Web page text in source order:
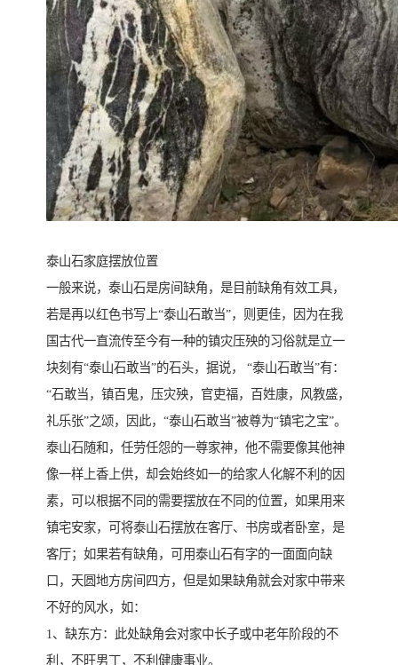
泰山石家庭摆放位置
一般来说，泰山石是房间缺角，是目前缺角有效工具，
若是再以红色书写上“泰山石敢当”，则更佳，因为在我
国古代一直流传至今有一种的镇灾压殃的习俗就是立一
块刻有“泰山石敢当”的石头，据说， “泰山石敢当”有：
“石敢当，镇百鬼，压灾殃，官吏福，百姓康，风教盛，
礼乐张”之颂，因此，“泰山石敢当”被尊为“镇宅之宝”。
泰山石随和，任劳任怨的一尊家神，他不需要像其他神
像一样上香上供，却会始终如一的给家人化解不利的因
素，可以根据不同的需要摆放在不同的位置，如果用来
镇宅安家，可将泰山石摆放在客厅、书房或者卧室，是
客厅；如果若有缺角，可用泰山石有字的一面面向缺
口，天圆地方房间四方，但是如果缺角就会对家中带来
不好的风水，如：
1、缺东方：此处缺角会对家中长子或中老年阶段的不
利，不旺男丁，不利健康事业。